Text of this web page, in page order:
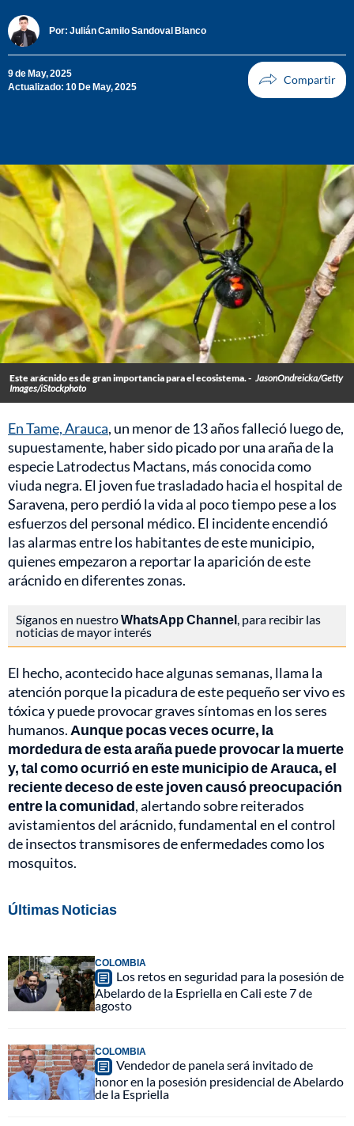
Por: Julián Camilo Sandoval Blanco
9 de May, 2025
Actualizado: 10 De May, 2025
Este arácnido es de gran importancia para el ecosistema. - JasonOndreicka/Getty
Images/iStockphoto
En Tame, Arauca, un menor de 13 años falleció luego de,
supuestamente, haber sido picado por una araña de la
especie Latrodectus Mactans, más conocida como
viuda negra. El joven fue trasladado hacia el hospital de
Saravena, pero perdió la vida al poco tiempo pese a los
esfuerzos del personal médico. El incidente encendió
las alarmas entre los habitantes de este municipio,
quienes empezaron a reportar la aparición de este
arácnido en diferentes zonas.
Síganos en nuestroWhatsApp Channel, para recibir las
noticias de mayor interés
El hecho, acontecido hace algunas semanas, llama la
atención porque la picadura de este pequeño ser vivo es
tóxica y puede provocar graves síntomas en los seres
humanos. Aunque pocas veces ocurre, la
mordedura de esta araña puede provocar la muerte
y, tal como ocurrió en este municipio de Arauca, el
reciente deceso de este joven causó preocupación
entre la comunidad, alertando sobre reiterados
avistamientos del arácnido, fundamental en el control
de insectos transmisores de enfermedades como los
mosquitos.
Últimas Noticias
COLOMBIA
Los retos en seguridad para la posesión de
Abelardo de la Espriella en Cali este 7 de
agosto
COLOMBIA
Vendedor de panela será invitado de
honor en la posesión presidencial de Abelardo
de la Espriella